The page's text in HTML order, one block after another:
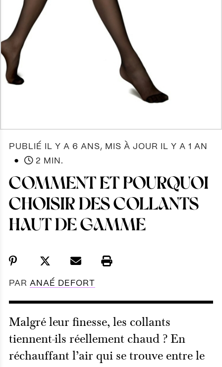
PUBLIÉ IL Y A 6 ANS, MIS À JOUR IL Y A 1 AN
●
2 MIN.
COMMENT ET POURQUOI
CHOISIR DES COLLANTS
HAUT DE GAMME
PAR ANAÉ DEFORT
Malgré leur finesse, les collants
tiennent-ils réellement chaud ? En
réchauffant l’air qui se trouve entre le